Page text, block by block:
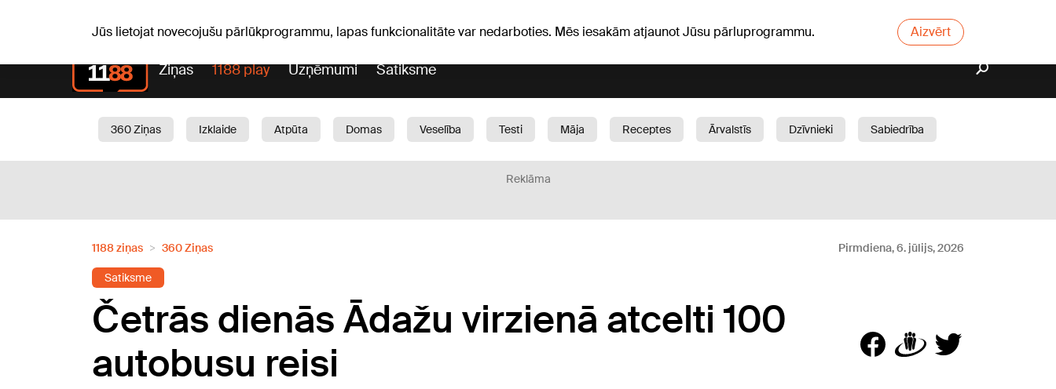
Jūs lietojat novecojušu pārlūkprogrammu, lapas funkcionalitāte var nedarboties. Mēs iesakām atjaunot Jūsu pārluprogrammu. Aizvērt
Ziņas 1188 play Uzņēmumi Satiksme
360 Ziņas Izklaide Atpūta Domas Veselība Testi Māja Receptes Ārvalstīs Dzīvnieki
Sabiedrība
Reklāma
1188 ziņas 360 Ziņas Pirmdiena, 6. jūlijs, 2026
Satiksme
Četrās dienās Ādažu virzienā atcelti 100
autobusu reisi